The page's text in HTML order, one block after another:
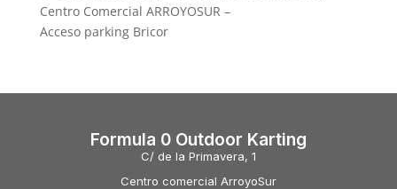
Centro Comercial ARROYOSUR –
Acceso parking Bricor
Formula 0 Outdoor Karting
C/ de la Primavera, 1
Centro comercial ArroyoSur